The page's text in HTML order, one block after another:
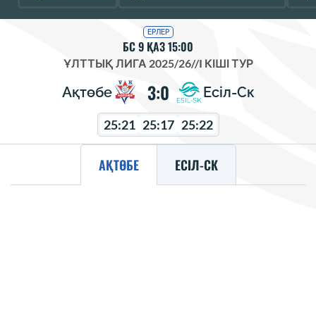
ЕРЛЕР
БС 9 ҚАЗ 15:00
ҰЛТТЫҚ ЛИГА 2025/26//I КІШІ ТУР
Ақтөбе 3:0 Есіл-Ск
25:21 25:17 25:22
АҚТӨБЕ ЕСІЛ-СК